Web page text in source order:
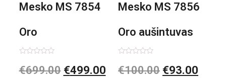
Mesko MS 7854
Oro
kondicionierius
0
iš
€699.00 €499.00
Mesko MS 7856
Oro aušintuvas
be ašmenų 3in1
0
iš
€100.00 €93.00